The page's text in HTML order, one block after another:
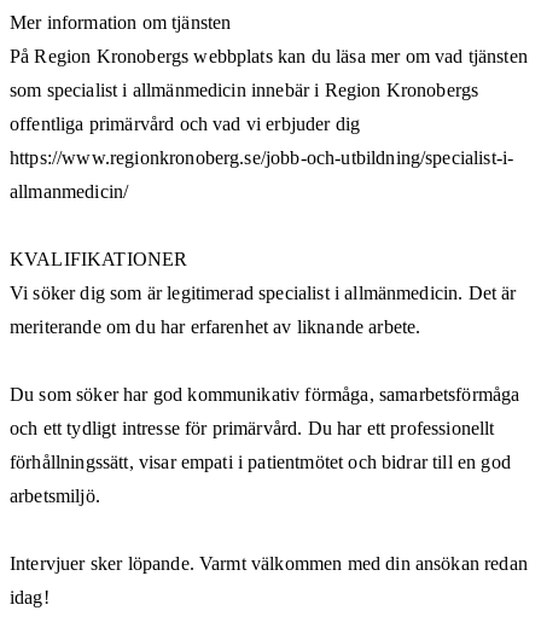
Mer information om tjänsten
På Region Kronobergs webbplats kan du läsa mer om vad tjänsten
som specialist i allmänmedicin innebär i Region Kronobergs
offentliga primärvård och vad vi erbjuder dig
https://www.regionkronoberg.se/jobb-och-utbildning/specialist-i-
allmanmedicin/
KVALIFIKATIONER
Vi söker dig som är legitimerad specialist i allmänmedicin. Det är
meriterande om du har erfarenhet av liknande arbete.
Du som söker har god kommunikativ förmåga, samarbetsförmåga
och ett tydligt intresse för primärvård. Du har ett professionellt
förhållningssätt, visar empati i patientmötet och bidrar till en god
arbetsmiljö.
Intervjuer sker löpande. Varmt välkommen med din ansökan redan
idag!